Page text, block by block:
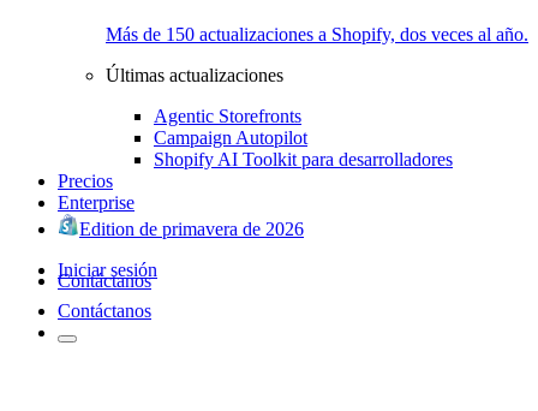
Más de 150 actualizaciones a Shopify, dos veces al año.
Últimas actualizaciones
Agentic Storefronts
Campaign Autopilot
Shopify AI Toolkit para desarrolladores
Precios
Enterprise
Edition de primavera de 2026
Iniciar sesión
Contáctanos
Contáctanos